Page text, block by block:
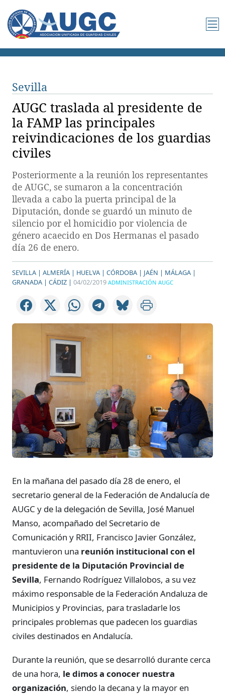
Sevilla
AUGC traslada al presidente de
la FAMP las principales
reivindicaciones de los guardias
civiles
Posteriormente a la reunión los representantes
de AUGC, se sumaron a la concentración
llevada a cabo la puerta principal de la
Diputación, donde se guardó un minuto de
silencio por el homicidio por violencia de
género acaecido en Dos Hermanas el pasado
día 26 de enero.
SEVILLA | ALMERÍA | HUELVA | CÓRDOBA | JAÉN | MÁLAGA |
GRANADA | CÁDIZ | 04/02/2019 ADMINISTRACIÓN AUGC
En la mañana del pasado día 28 de enero, el
secretario general de la Federación de Andalucía de
AUGC y de la delegación de Sevilla, José Manuel
Manso, acompañado del Secretario de
Comunicación y RRII, Francisco Javier González,
mantuvieron una reunión institucional con el
presidente de la Diputación Provincial de
Sevilla, Fernando Rodríguez Villalobos, a su vez
máximo responsable de la Federación Andaluza de
Municipios y Provincias, para trasladarle los
principales problemas que padecen los guardias
civiles destinados en Andalucía.
Durante la reunión, que se desarrolló durante cerca
de una hora, le dimos a conocer nuestra
organización, siendo la decana y la mayor en